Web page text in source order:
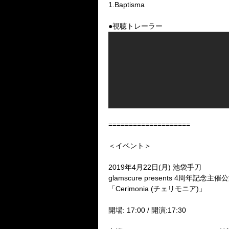
1.Baptisma
●視聴トレーラー
====================
＜イベント＞
2019年4月22日(月) 池袋手刀
glamscure presents 4周年記念主催
「Cerimonia (チェリモニア)」
開場: 17:00 / 開演:17:30